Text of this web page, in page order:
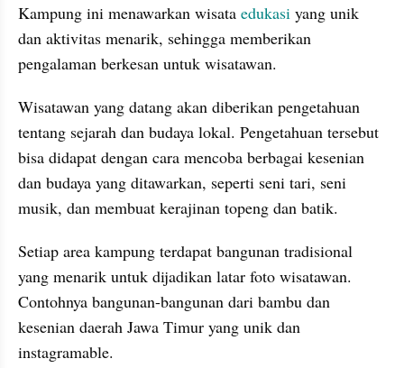
Kampung ini menawarkan wisata edukasi yang unik
dan aktivitas menarik, sehingga memberikan
pengalaman berkesan untuk wisatawan.
Wisatawan yang datang akan diberikan pengetahuan
tentang sejarah dan budaya lokal. Pengetahuan tersebut
bisa didapat dengan cara mencoba berbagai kesenian
dan budaya yang ditawarkan, seperti seni tari, seni
musik, dan membuat kerajinan topeng dan batik.
Setiap area kampung terdapat bangunan tradisional
yang menarik untuk dijadikan latar foto wisatawan.
Contohnya bangunan-bangunan dari bambu dan
kesenian daerah Jawa Timur yang unik dan
instagramable.